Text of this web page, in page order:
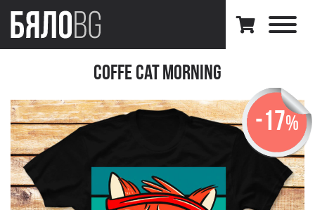
Coffe Cat Morning
-17%